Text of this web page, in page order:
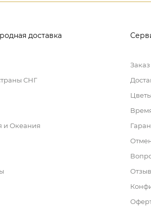
доставка
СНГ
и Океания